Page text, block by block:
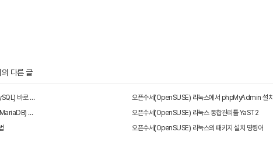
다른 글
우분투 설치 직후 APM (Apache2, PHP, MySQL) 바로 설치
오픈수세(OpenSUSE) 리눅스에서 phpMyAdmin 설치
오픈수세(OpenSUSE) 리눅스에서 MySQL(MariaDB) 설치
오픈수세(OpenSUSE) 리눅스 통합관리툴 YaST2
오픈수세(OpenSUSE) 리눅스의 패키지 설치 명령어